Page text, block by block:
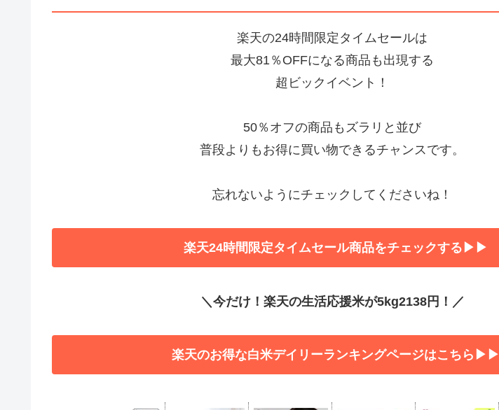
楽天の24時間限定タイムセールは
最大81％OFFになる商品も出現する
超ビックイベント！
50％オフの商品もズラリと並び
普段よりもお得に買い物できるチャンスです。
忘れないようにチェックしてくださいね！
楽天24時間限定タイムセール商品をチェックする▶▶
＼今だけ！楽天の生活応援米が5kg2138円！／
楽天のお得な白米デイリーランキングページはこちら▶▶